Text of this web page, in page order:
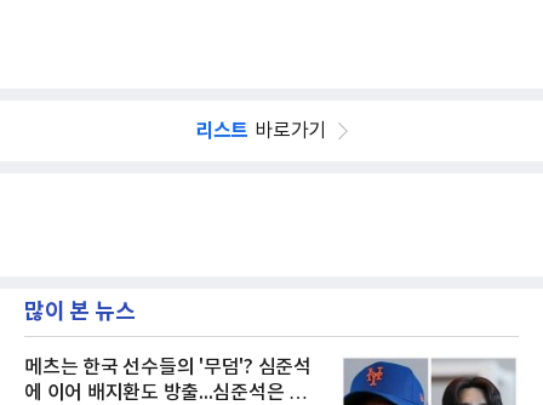
리스트 바로가기
많이 본 뉴스
메츠는 한국 선수들의 '무덤'? 심준석
에 이어 배지환도 방출...심준석은 이